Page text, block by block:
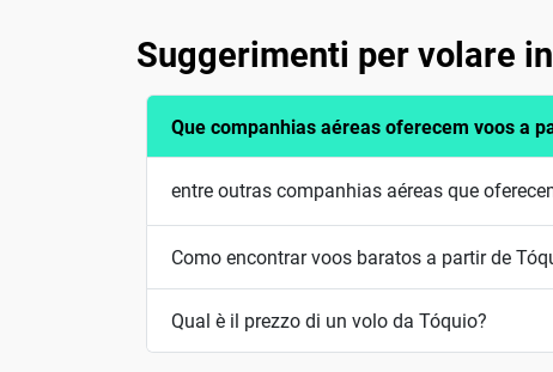
Suggerimenti per volare
Que companhias aéreas oferecem voos a
entre outras companhias aéreas que
Como encontrar voos baratos a partir de
Qual è il prezzo di un volo da Tóquio?